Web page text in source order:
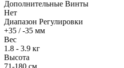
Дополнительные Винты
Нет
Диапазон Регулировки
+35 / -35 мм
Вес
1.8 - 3.9 кг
Высота
71-180 см